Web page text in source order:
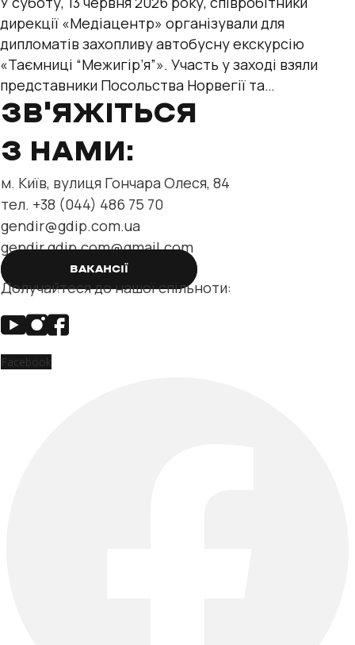
дирекції «Медіацентр» організували для
дипломатів захопливу автобусну екскурсію
«Таємниці “Межигір’я”». Участь у заході взяли
представники Посольства Норвегії та
міжнародних організацій — Управління
Верховного
ЗВ'ЯЖІТЬСЯ
З НАМИ:
м. Київ, вулиця Гончара Олеся, 84
тел. +38 (044) 486 75 70
gendir@gdip.com.ua
gendir.gdip.com@gmail.com
ВАКАНСІЇ
Долучайтеся до нашої спільноти:
Facebook